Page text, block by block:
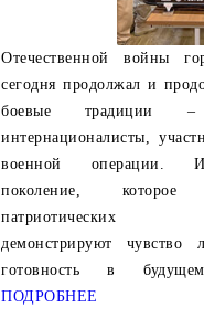
Отечественной войны
сегодня продолжал и
боевые традиции
интернационалисты,
военной операции. И
поколение,
патриотических
демонстрируют
готовность в
ПОДРОБНЕЕ